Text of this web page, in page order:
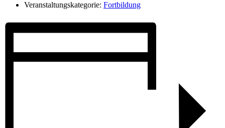
Veranstaltungskategorie: Fortbildung